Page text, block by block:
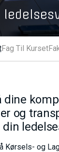
Fag Til Kurset
dine
og
Kørsels- og